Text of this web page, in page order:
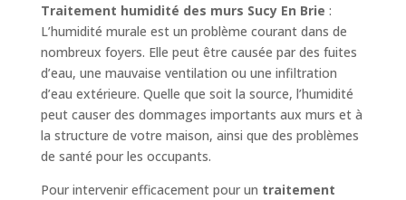
Traitement humidité des murs Sucy En Brie :
L’humidité murale est un problème courant dans de
nombreux foyers. Elle peut être causée par des fuites
d’eau, une mauvaise ventilation ou une infiltration
d’eau extérieure. Quelle que soit la source, l’humidité
peut causer des dommages importants aux murs et à
la structure de votre maison, ainsi que des problèmes
de santé pour les occupants.
Pour intervenir efficacement pour un traitement